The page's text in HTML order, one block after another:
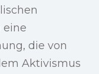
eine
die von
Aktivismus